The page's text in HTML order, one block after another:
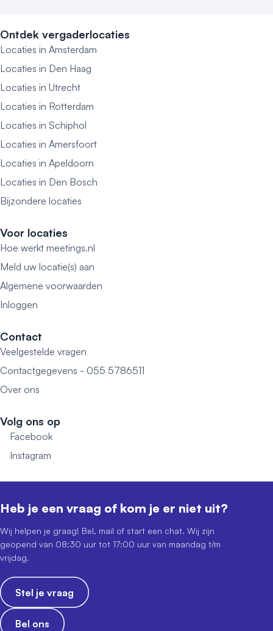
Ontdek vergaderlocaties
Locaties in Amsterdam
Locaties in Den Haag
Locaties in Utrecht
Locaties in Rotterdam
Locaties in Schiphol
Locaties in Amersfoort
Locaties in Apeldoorn
Locaties in Den Bosch
Bijzondere locaties
Voor locaties
Hoe werkt meetings.nl
Meld uw locatie(s) aan
Algemene voorwaarden
Inloggen
Contact
Veelgestelde vragen
Contactgegevens - 055 5786511
Over ons
Volg ons op
Facebook
Instagram
Heb je een vraag of kom je er niet uit?
Wij helpen je graag! Bel, mail of start een chat. Wij zijn
geopend van 08:30 uur tot 17:00 uur van maandag t/m
vrijdag.
Stel je vraag
Bel ons